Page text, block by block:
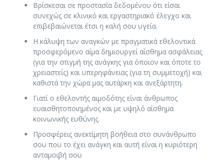
Βρίσκεσαι σε προστασία δεδομένου ότι είσαι
συνεχώς σε κλινικό και εργαστηριακό έλεγχο και
επιβεβαιώνεται έτσι η καλή σου υγεία.
Η κάλυψη των αναγκών με πραγματικά εθελοντικά
προσφερόμενο αίμα δημιουργεί αίσθημα ασφάλειας
(για την στιγμή της ανάγκης για όποιον και όποτε το
χρειαστείς) και υπερηφάνειας (για τη συμμετοχή) και
καθιστά την χώρα μας αυτάρκη και ανεξάρτητη.
Γιατί ο εθελοντής αιμοδότης είναι άνθρωπος
ευαισθητοποιημένος και με υψηλό αίσθημα
κοινωνικής ευθύνης.
Προσφέρεις ανεκτίμητη βοήθεια στο συνάνθρωπο
σου που το έχει ανάγκη και αυτή είναι η κυριότερη
ανταμοιβή σου